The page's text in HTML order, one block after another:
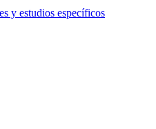
y estudios específicos